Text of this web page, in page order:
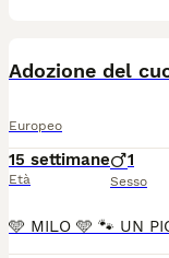
Adozione del
Europeo
15 settimane
Età
1
Sesso